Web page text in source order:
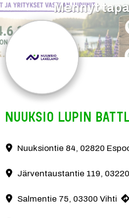
Mennyt
NUUKSIO LUPIN
Tule mukaan kesän
Yhteystiedot
Nuuksiontie 84, 02820
Järventaustantie 119,
Salmentie 75, 03300 Vihti